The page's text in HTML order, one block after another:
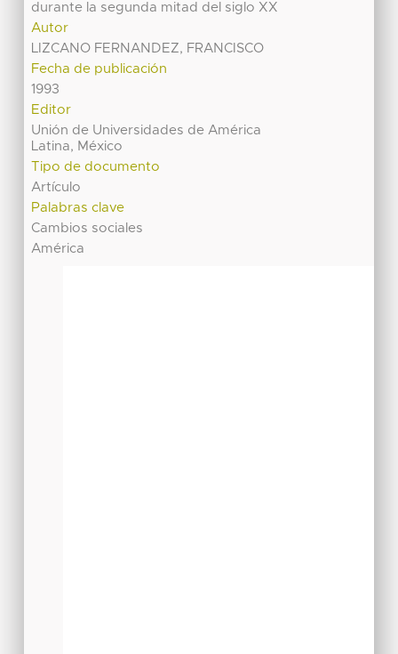
durante la segunda mitad del siglo XX
Autor
LIZCANO FERNANDEZ, FRANCISCO
Fecha de publicación
1993
Editor
Unión de Universidades de América
Latina, México
Tipo de documento
Artículo
Palabras clave
Cambios sociales
América